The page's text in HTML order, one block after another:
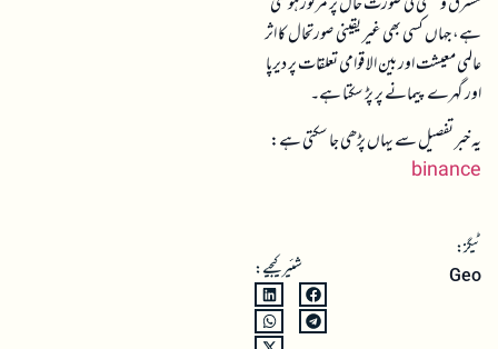
ہے، جہاں کسی بھی غیر یقینی صورتحال کا اثر
عالمی معیشت اور بین الاقوامی تعلقات پر دیرپا
اور گہرے پیمانے پر پڑ سکتا ہے۔
یہ خبر تفصیل سے یہاں پڑھی جا سکتی ہے:
binance
ٹیگز:
Geo شئیر کیجیے: